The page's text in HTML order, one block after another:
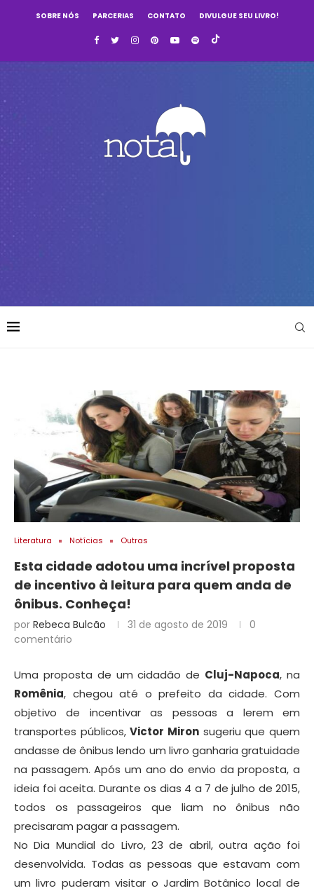
SOBRE NÓS PARCERIAS CONTATO DIVULGUE SEU LIVRO!
Literatura Notícias Outras
Esta cidade adotou uma incrível proposta
de incentivo à leitura para quem anda de
ônibus. Conheça!
por Rebeca Bulcão 31 de agosto de 2019
0
comentário
Uma proposta de um cidadão de Cluj-Napoca, na
Romênia, chegou até o prefeito da cidade. Com
objetivo de incentivar as pessoas a lerem em
transportes públicos,Victor Miron sugeriu que quem
andasse de ônibus lendo um livro ganharia gratuidade
na passagem. Após um ano do envio da proposta, a
ideia foi aceita. Durante os dias 4 a 7 de julho de 2015,
todos os passageiros que liam no ônibus não
precisaram pagar a passagem.
No Dia Mundial do Livro, 23 de abril, outra ação foi
desenvolvida. Todas as pessoas que estavam com
um livro puderam visitar o Jardim Botânico local de